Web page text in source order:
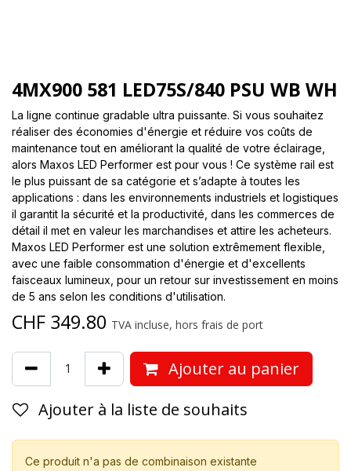
4MX900 581 LED75S/840 PSU WB WH
La ligne continue gradable ultra puissante. Si vous souhaitez
réaliser des économies d'énergie et réduire vos coûts de
maintenance tout en améliorant la qualité de votre éclairage,
alors Maxos LED Performer est pour vous ! Ce système rail est
le plus puissant de sa catégorie et s’adapte à toutes les
applications : dans les environnements industriels et logistiques
il garantit la sécurité et la productivité, dans les commerces de
détail il met en valeur les marchandises et attire les acheteurs.
Maxos LED Performer est une solution extrêmement flexible,
avec une faible consommation d'énergie et d'excellents
faisceaux lumineux, pour un retour sur investissement en moins
de 5 ans selon les conditions d'utilisation.
CHF 349.80 TVA incluse, hors frais de port
Ajouter au panier
Ajouter à la liste de souhaits
Ce produit n'a pas de combinaison existante